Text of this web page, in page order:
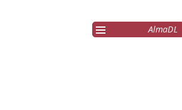
AlmaDL